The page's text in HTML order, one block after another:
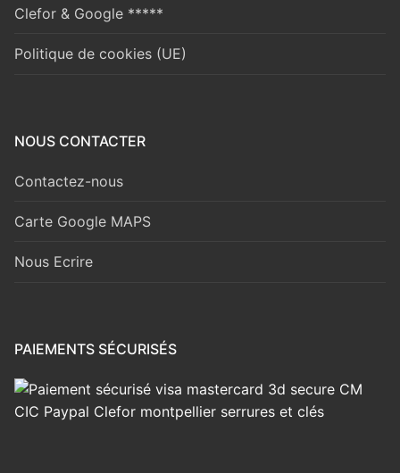
Clefor & Google *****
Politique de cookies (UE)
NOUS CONTACTER
Contactez-nous
Carte Google MAPS
Nous Ecrire
PAIEMENTS SÉCURISÉS